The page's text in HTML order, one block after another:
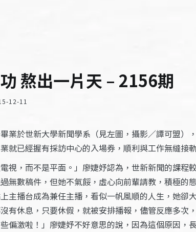
熬出一片天 – 2156期
12-11
業於世新大學新聞學系（見左圖，攝影／譚可盟
就已經握有採訪中心的入場券，順利與工作無縫接
電視，而不是平面。」廖婕妤認為，世新新聞的課
無數稿件，但她不氣餒，虛心向前輩請教，積極
主播台成為兼任主播，看似一帆風順的人生，她
有休息，只要休假，就被安排播報，儘管反應多
些偏激啦！」廖婕妤不好意思的說，因為這個原因